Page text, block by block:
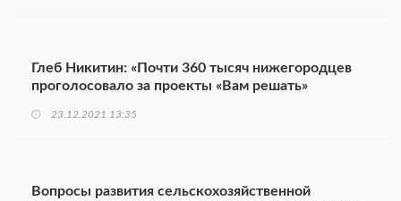
Глеб Никитин: «Почти 360 тысяч нижегородцев
проголосовало за проекты «Вам решать»
23.12.2021 13:35
Вопросы развития сельскохозяйственной